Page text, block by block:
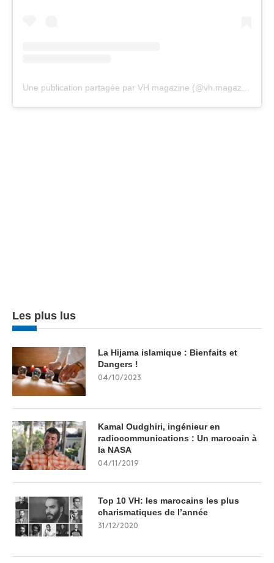
Une publication partagée par VH magazine (@vh.magazine)
Les plus lus
La Hijama islamique : Bienfaits et
Dangers !
04/10/2023
Kamal Oudghiri, ingénieur en
radiocommunications : Un marocain à
la NASA
04/11/2019
Top 10 VH: les marocains les plus
charismatiques de l’année
31/12/2020